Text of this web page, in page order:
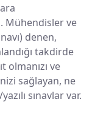
Mühendisler ve
denen,
takdirde
olmanızı ve
sağlayan, ne
sınavlar var.